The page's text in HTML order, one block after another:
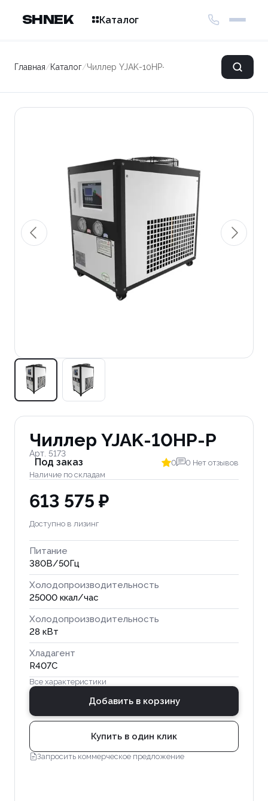
SHNEK Каталог
Главная/Каталог/Чиллер YJAK-10HP-P
Чиллер YJAK-10HP-P
Арт. 5173
Под заказ
Наличие по складам
0 0 Нет отзывов
613 575 ₽
Доступно в лизинг
Питание
380В/50Гц
Холодопроизводительность
25000 ккал/час
Холодопроизводительность
28 кВт
Хладагент
R407C
Все характеристики
Добавить в корзину
Купить в один клик
Запросить коммерческое предложение